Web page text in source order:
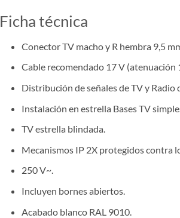
Ficha técnica
Conector TV macho y R hembra 9,5
Cable recomendado 17 V (atenuación
Distribución de señales de TV y Radio
Instalación en estrella Bases TV
TV estrella blindada.
Mecanismos IP 2X protegidos contra
250 V~.
Incluyen bornes abiertos.
Acabado blanco RAL 9010.